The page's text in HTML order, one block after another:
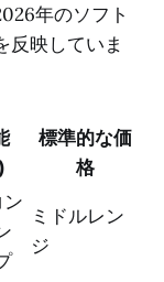
年のソフト
反映していま
標準的な価
格
ミドルレン
ジ